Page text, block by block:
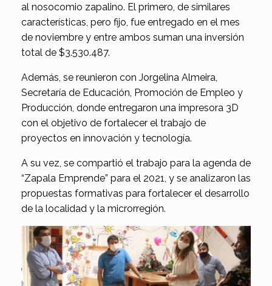
al nosocomio zapalino. El primero, de similares
características, pero fijo, fue entregado en el mes
de noviembre y entre ambos suman una inversión
total de $3.530.487.
Además, se reunieron con Jorgelina Almeira,
Secretaría de Educación, Promoción de Empleo y
Producción, donde entregaron una impresora 3D
con el objetivo de fortalecer el trabajo de
proyectos en innovación y tecnología.
A su vez, se compartió el trabajo para la agenda de
“Zapala Emprende” para el 2021, y se analizaron las
propuestas formativas para fortalecer el desarrollo
de la localidad y la microrregión.